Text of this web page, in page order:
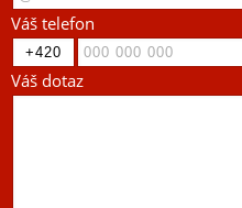
Váš telefon
Váš dotaz